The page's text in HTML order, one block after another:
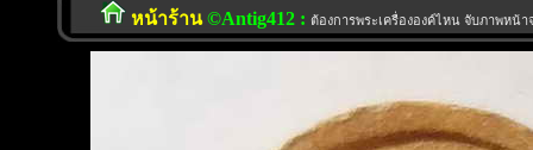
หน้าร้าน©Antig412 : ต้องการพระเครื่ององค์ไหน จับภาพหน้า